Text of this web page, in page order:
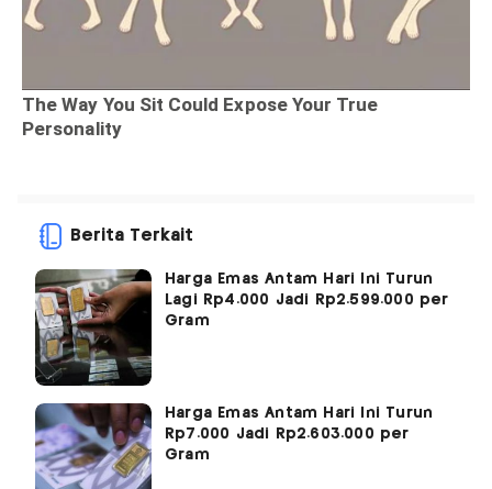
Berita Terkait
Harga Emas Antam Hari Ini Turun
Lagi Rp4.000 Jadi Rp2.599.000 per
Gram
Harga Emas Antam Hari Ini Turun
Rp7.000 Jadi Rp2.603.000 per
Gram